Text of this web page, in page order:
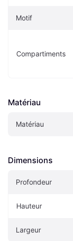
Motif
Compartiments
Matériau
Matériau
Dimensions
Profondeur
Hauteur
Largeur